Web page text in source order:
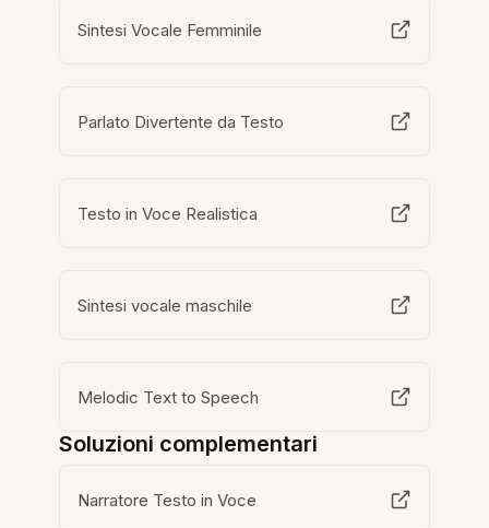
Sintesi Vocale Femminile
Parlato Divertente da Testo
Testo in Voce Realistica
Sintesi vocale maschile
Melodic Text to Speech
Soluzioni complementari
Narratore Testo in Voce